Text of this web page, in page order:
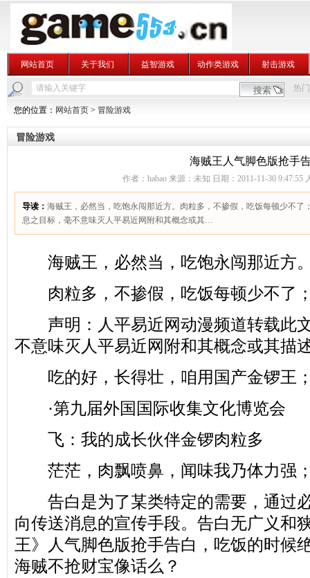
网站首页 关于我们 益智游戏 动作类游戏 射击游戏
热
您的位置： 网站首页 > 冒险游戏
冒险游戏
海贼王人气脚色版抢手
作者：habao 来源：未知 日期：2011-11-30 9:47:55
导读： 海贼王，必然当，吃饱永闯那近方。肉粒多，不掺假，吃饭每顿少不
息之目标，毫不意味灭人平易近网附和其概念或其…
海贼王，必然当，吃饱永闯那近方
肉粒多，不掺假，吃饭每顿少不了
声明：人平易近网动漫频道转载此
不意味灭人平易近网附和其概念或其描
吃的好，长得壮，咱用国产金锣王
·第九届外国国际收集文化博览会
飞：我的成长伙伴金锣肉粒多
茫茫，肉飘喷鼻，闻味我乃体力强
告白是为了某类特定的需要，通过
向传送消息的宣传手段。告白无广义和
王》人气脚色版抢手告白，吃饭的时候
海贼不抢财宝像话么？